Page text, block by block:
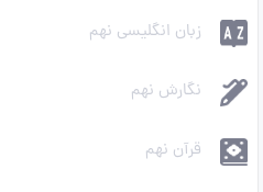
زبان انگلیسی نهم
نگارش نهم
قرآن نهم